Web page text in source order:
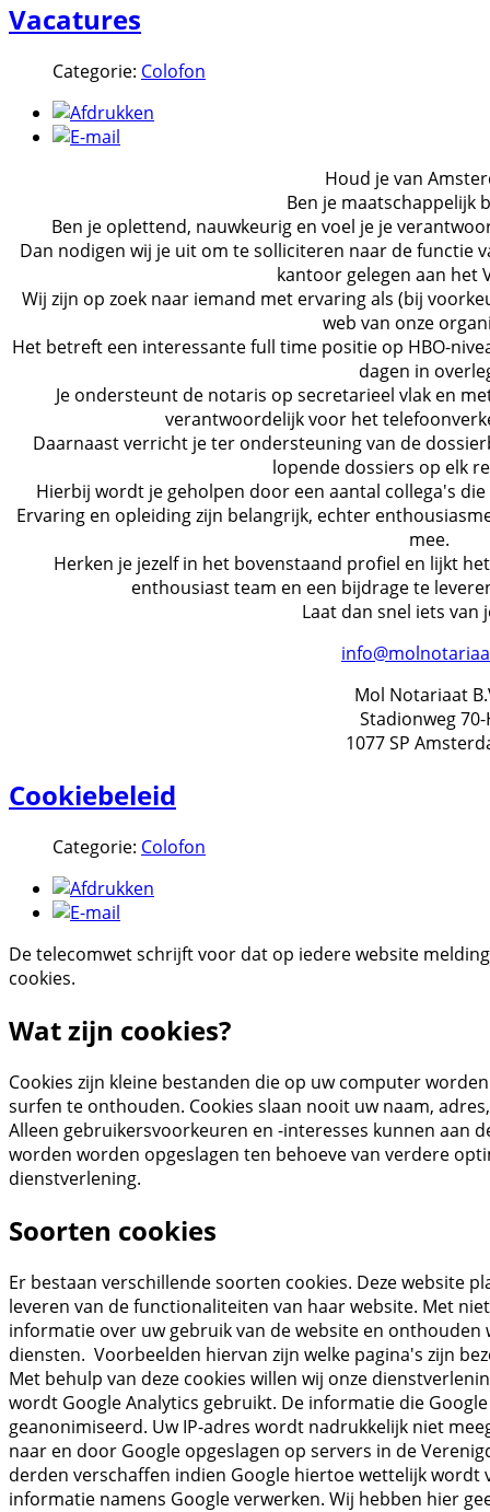
Vacatures
Categorie: Colofon
Houd je van
Ben je maatschappelijk
Ben je oplettend, nauwkeurig en voel je je
Dan nodigen wij je uit om te solliciteren naar de functie
kantoor gelegen aan het
Wij zijn op zoek naar iemand met ervaring als (bij
web van onze
Het betreft een interessante full time positie op HBO-
dagen in
Je ondersteunt de notaris op secretarieel vlak en
verantwoordelijk voor het
Daarnaast verricht je ter ondersteuning van de
lopende dossiers op elk
Hierbij wordt je geholpen door een aantal collega's
Ervaring en opleiding zijn belangrijk, echter
mee.
Herken je jezelf in het bovenstaand profiel en lijkt
enthousiast team en een bijdrage te
Laat dan snel iets van
Mol Notariaat
Stadionweg 70-
1077 SP
Cookiebeleid
Categorie: Colofon
De telecomwet schrijft voor dat op iedere website
cookies.
Wat zijn cookies?
Cookies zijn kleine bestanden die op uw computer
surfen te onthouden. Cookies slaan nooit uw naam,
Alleen gebruikersvoorkeuren en -interesses kunnen aan
worden worden opgeslagen ten behoeve van verdere
dienstverlening.
Soorten cookies
Er bestaan verschillende soorten cookies. Deze website
leveren van de functionaliteiten van haar website. Met
informatie over uw gebruik van de website en onthouden
diensten. Voorbeelden hiervan zijn welke pagina's zijn
Met behulp van deze cookies willen wij onze
wordt Google Analytics gebruikt. De informatie die
geanonimiseerd. Uw IP-adres wordt nadrukkelijk niet
naar en door Google opgeslagen op servers in de
derden verschaffen indien Google hiertoe wettelijk wordt
informatie namens Google verwerken. Wij hebben hier